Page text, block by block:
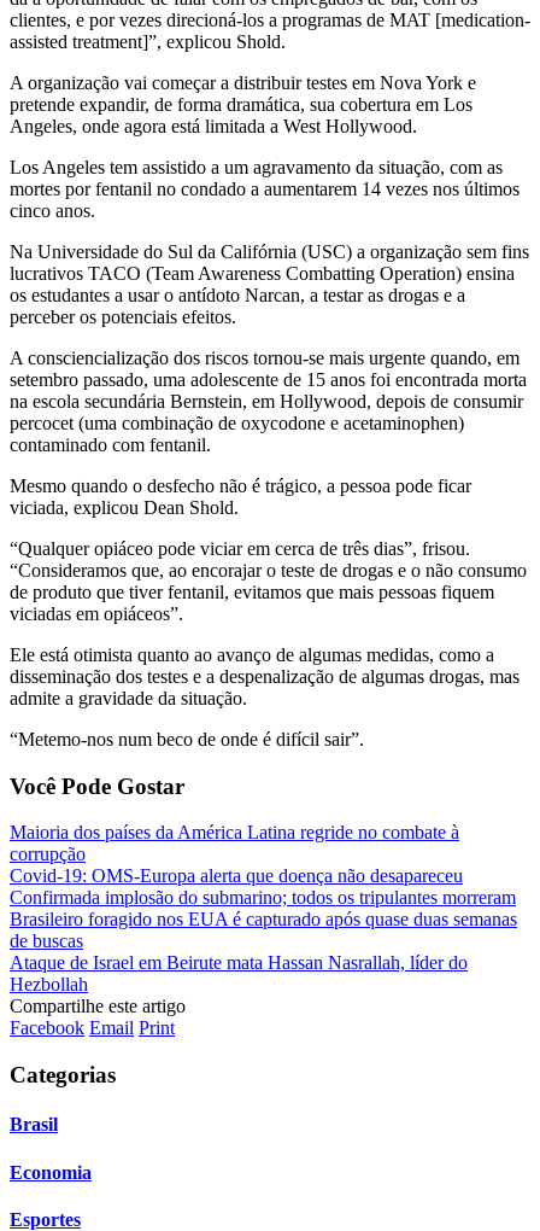
clientes, e por vezes direcioná-los a programas de MAT [medication-
assisted treatment]”, explicou Shold.
A organização vai começar a distribuir testes em Nova York e
pretende expandir, de forma dramática, sua cobertura em Los
Angeles, onde agora está limitada a West Hollywood.
Los Angeles tem assistido a um agravamento da situação, com as
mortes por fentanil no condado a aumentarem 14 vezes nos últimos
cinco anos.
Na Universidade do Sul da Califórnia (USC) a organização sem fins
lucrativos TACO (Team Awareness Combatting Operation) ensina
os estudantes a usar o antídoto Narcan, a testar as drogas e a
perceber os potenciais efeitos.
A consciencialização dos riscos tornou-se mais urgente quando, em
setembro passado, uma adolescente de 15 anos foi encontrada morta
na escola secundária Bernstein, em Hollywood, depois de consumir
percocet (uma combinação de oxycodone e acetaminophen)
contaminado com fentanil.
Mesmo quando o desfecho não é trágico, a pessoa pode ficar
viciada, explicou Dean Shold.
“Qualquer opiáceo pode viciar em cerca de três dias”, frisou.
“Consideramos que, ao encorajar o teste de drogas e o não consumo
de produto que tiver fentanil, evitamos que mais pessoas fiquem
viciadas em opiáceos”.
Ele está otimista quanto ao avanço de algumas medidas, como a
disseminação dos testes e a despenalização de algumas drogas, mas
admite a gravidade da situação.
“Metemo-nos num beco de onde é difícil sair”.
Você Pode Gostar
Maioria dos países da América Latina regride no combate à
corrupção
Covid-19: OMS-Europa alerta que doença não desapareceu
Confirmada implosão do submarino; todos os tripulantes morreram
Brasileiro foragido nos EUA é capturado após quase duas semanas
de buscas
Ataque de Israel em Beirute mata Hassan Nasrallah, líder do
Hezbollah
Compartilhe este artigo
Facebook Email Print
Categorias
Brasil
Economia
Esportes